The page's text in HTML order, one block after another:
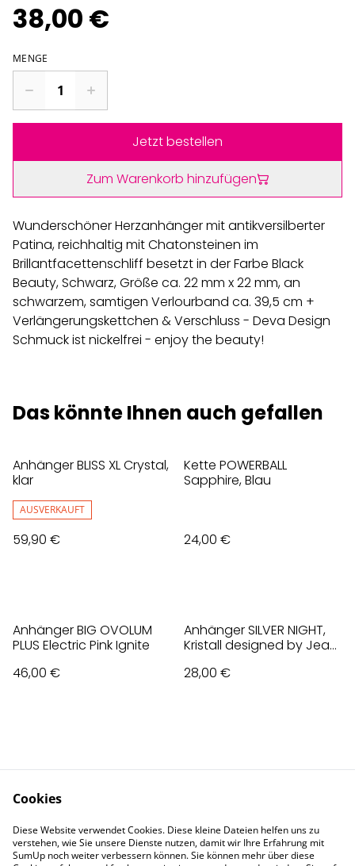
38,00 €
MENGE
Jetzt bestellen
Zum Warenkorb hinzufügen
Wunderschöner Herzanhänger mit antikversilberter
Patina, reichhaltig mit Chatonsteinen im
Brillantfacettenschliff besetzt in der Farbe Black
Beauty, Schwarz, Größe ca. 22 mm x 22 mm, an
schwarzem, samtigen Verlourband ca. 39,5 cm +
Verlängerungskettchen & Verschluss - Deva Design
Schmuck ist nickelfrei - enjoy the beauty!
Das könnte Ihnen auch gefallen
Anhänger BLISS XL Crystal,
klar
AUSVERKAUFT
59,90 €
Kette POWERBALL
Sapphire, Blau
24,00 €
Anhänger BIG OVOLUM
PLUS Electric Pink Ignite
46,00 €
Anhänger SILVER NIGHT,
Kristall designed by Jean
28,00 €
Privacy Policy
Cookie Policy
Impressum
Cookies
Diese Website verwendet Cookies. Diese kleine Dateien helfen uns zu
verstehen, wie Sie unsere Dienste nutzen, damit wir Ihre Erfahrung mit
SumUp noch weiter verbessern können. Sie können mehr über diese